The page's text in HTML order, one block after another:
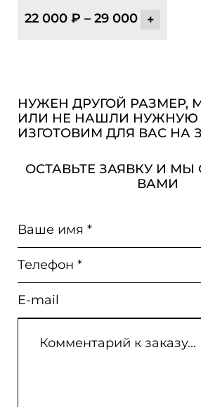
22 000 ₽ – 29 000 ₽
+
НУЖЕН ДРУГОЙ РАЗМЕР,
ИЛИ НЕ НАШЛИ НУЖНУЮ
ИЗГОТОВИМ ДЛЯ ВАС НА
ОСТАВЬТЕ ЗАЯВКУ И
ВАМИ